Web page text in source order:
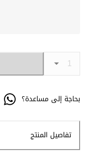
بحاجة إلى مساعدة؟
تفاصيل المنتج